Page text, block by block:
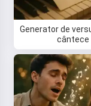
Generator de
cântece